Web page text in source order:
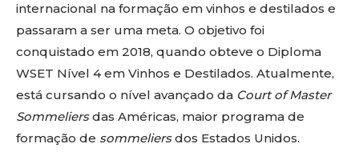
internacional na formação em vinhos e destilados e
passaram a ser uma meta. O objetivo foi
conquistado em 2018, quando obteve o Diploma
WSET Nível 4 em Vinhos e Destilados. Atualmente,
está cursando o nível avançado da Court of Master
Sommeliersdas Américas, maior programa de
formação de sommeliersdos Estados Unidos.